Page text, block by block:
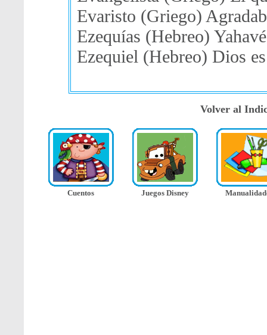
Evaristo (Griego)
Ezequías (Hebreo)
Ezequiel (Hebreo) Dios
Volver al
Cuentos Juegos Disney